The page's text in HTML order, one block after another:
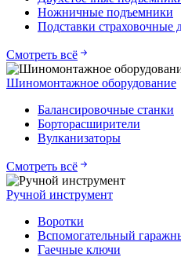
Ножничные подъемники
Подставки страховочные
Смотреть всё
Шиномонтажное оборудование
Балансировочные станки
Борторасширители
Вулканизаторы
Смотреть всё
Ручной инструмент
Воротки
Вспомогательный
Гаечные ключи